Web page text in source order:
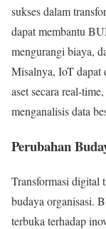
sukses dalam
dapat membantu
mengurangi biaya,
Misalnya, IoT dapat
aset secara real-
menganalisis data
Perubahan
Transformasi digital
budaya organisasi.
terbuka terhadap